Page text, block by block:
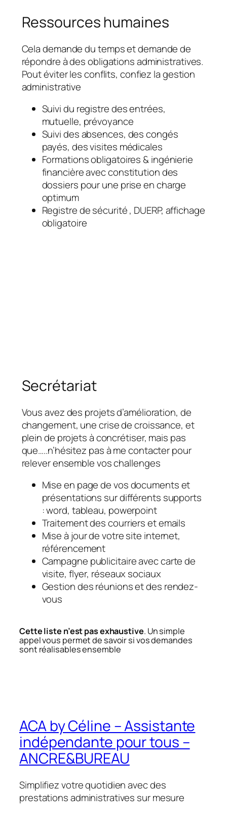
Ressources humaines
Cela demande du temps et demande de
répondre à des obligations administratives.
Pout éviter les conflits, confiez la gestion
administrative
Suivi du registre des entrées,
mutuelle, prévoyance
Suivi des absences, des congés
payés, des visites médicales
Formations obligatoires & ingénierie
financière avec constitution des
dossiers pour une prise en charge
optimum
Registre de sécurité , DUERP, affichage
obligatoire
Secrétariat
Vous avez des projets d’amélioration, de
changement, une crise de croissance, et
plein de projets à concrétiser, mais pas
que…..n’hésitez pas à me contacter pour
relever ensemble vos challenges
Mise en page de vos documents et
présentations sur différents supports
: word, tableau, powerpoint
Traitement des courriers et emails
Mise à jour de votre site internet,
référencement
Campagne publicitaire avec carte de
visite, flyer, réseaux sociaux
Gestion des réunions et des rendez-
vous
Cette liste n’est pas exhaustive. Un simple
appel vous permet de savoir si vos demandes
sont réalisables ensemble
ACA by Céline – Assistante
indépendante pour tous –
ANCRE&BUREAU
Simplifiez votre quotidien avec des
prestations administratives sur mesure